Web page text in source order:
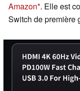
Amazon . Elle est
Switch de première